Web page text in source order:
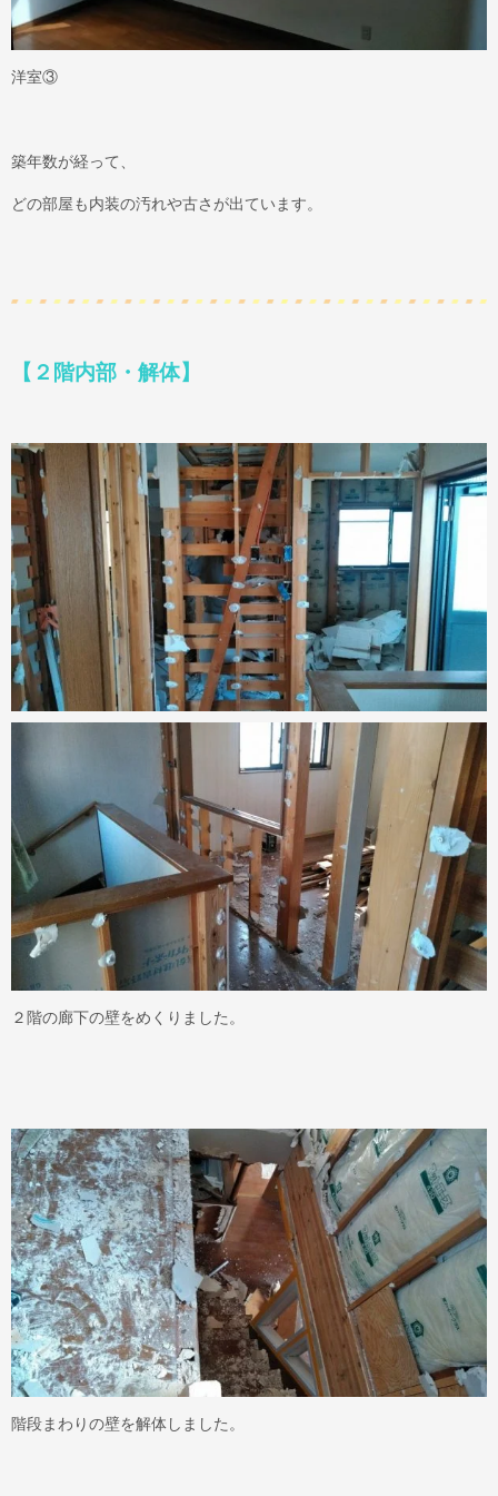
洋室③
築年数が経って、
どの部屋も内装の汚れや古さが出ています。
【２階内部・解体】
２階の廊下の壁をめくりました。
階段まわりの壁を解体しました。